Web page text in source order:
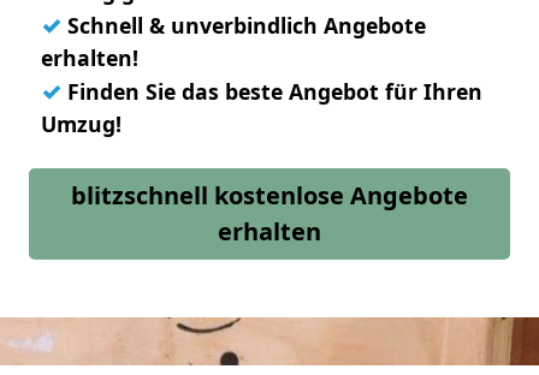
✓ Schnell & unverbindlich Angebote
erhalten!
✓ Finden Sie das beste Angebot für Ihren
Umzug!
blitzschnell kostenlose Angebote
erhalten